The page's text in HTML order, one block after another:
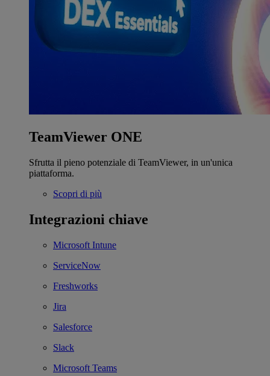
TeamViewer ONE
Sfrutta il pieno potenziale di TeamViewer, in un'unica
piattaforma.
Scopri di più
Integrazioni chiave
Microsoft Intune
ServiceNow
Freshworks
Jira
Salesforce
Slack
Microsoft Teams